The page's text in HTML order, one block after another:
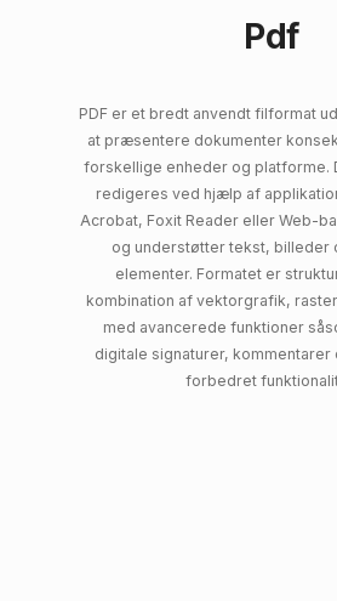
Pdf
PDF er et bredt anvendt filformat
at præsentere dokumenter
forskellige enheder og platforme.
redigeres ved hjælp af
Acrobat, Foxit Reader eller Web-
og understøtter tekst, billeder
elementer. Formatet er
kombination af vektorgrafik,
med avancerede funktioner
digitale signaturer,
forbedret